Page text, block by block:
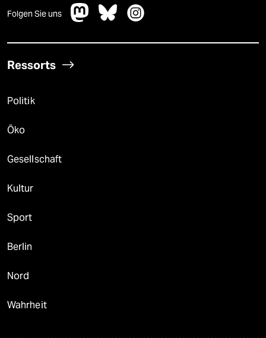
Folgen Sie uns
Ressorts
Politik
Öko
Gesellschaft
Kultur
Sport
Berlin
Nord
Wahrheit